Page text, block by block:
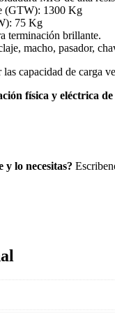
(GTW): 1300 Kg
75 Kg
terminación brillante.
macho, pasador,
las capacidad de carga
física y eléctrica
lo necesitas?